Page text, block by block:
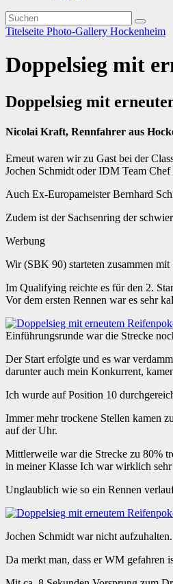
Titelseite Photo-Gallery Hockenheim
Doppelsieg mit
Doppelsieg mit
Nicolai Kraft, Rennfahrer aus
Erneut waren wir zu Gast bei der
Jochen Schmidt oder IDM Team
Auch Ex-Europameister Bernhard
Zudem ist der Sachsenring der
Werbung
Wir (SBK 90) starteten zusammen
Im Qualifying reichte es für den 2.
Vor dem ersten Rennen war es sehr
Einführungsrunde war die Strecke
Der Start erfolgte und es war
darunter auch mein Konkurrent,
Ich wurde auf Position 10
Immer mehr trockene Stellen kamen
auf der Uhr.
Mittlerweile war die Strecke zu 80%
in meiner Klasse Ich war wirklich
Unglaublich wie so ein Rennen
Jochen Schmidt war nicht aufzuhalten.
Da merkt man, dass er WM gefahren